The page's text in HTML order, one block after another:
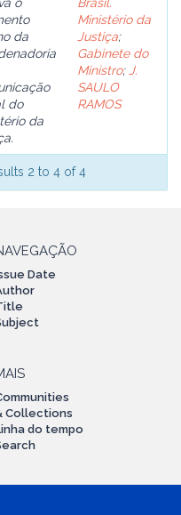
da
do
da
Ministério da
Justiça;
Gabinete do
Ministro; J.
SAULO
RAMOS
2 to 4 of 4
Date
Collections
do tempo